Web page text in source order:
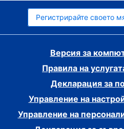
Регистрирайте своето
Версия за
Правила на
Декларация за
Управление на
Управление на